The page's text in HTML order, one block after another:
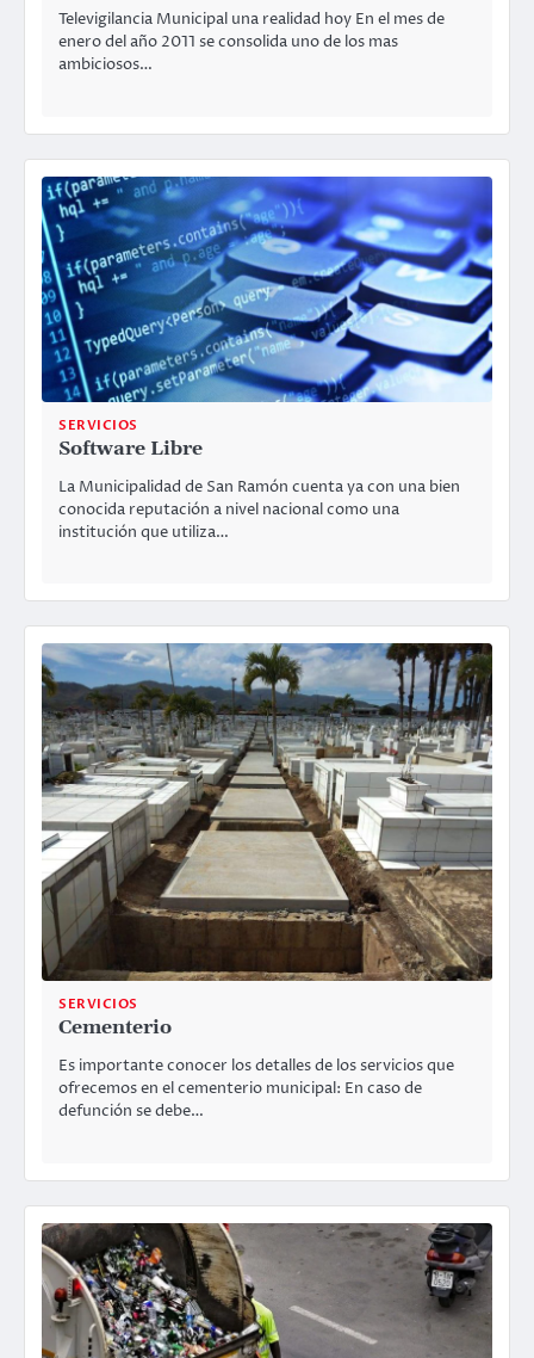
Televigilancia Municipal una realidad hoy En el mes de
enero del año 2011 se consolida uno de los mas
ambiciosos…
SERVICIOS
Software Libre
La Municipalidad de San Ramón cuenta ya con una bien
conocida reputación a nivel nacional como una
institución que utiliza…
SERVICIOS
Cementerio
Es importante conocer los detalles de los servicios que
ofrecemos en el cementerio municipal: En caso de
defunción se debe…